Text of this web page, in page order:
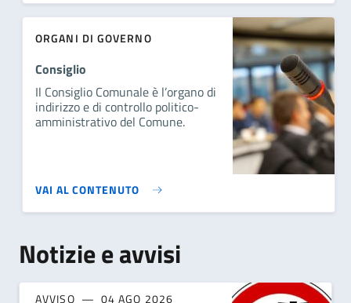
ORGANI DI GOVERNO
Consiglio
Il Consiglio Comunale è l’organo di
indirizzo e di controllo politico-
amministrativo del Comune.
VAI AL CONTENUTO
Notizie e avvisi
AVVISO 04 AGO 2026